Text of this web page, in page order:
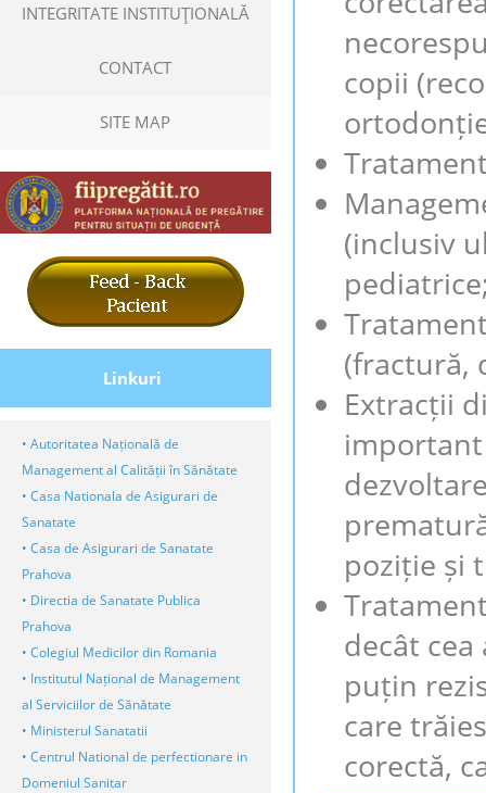
INTEGRITATE INSTITUŢIONALĂ
CONTACT
SITE MAP
Linkuri
• Autoritatea Națională de
Management al Calității în Sănătate
• Casa Nationala de Asigurari de
Sanatate
• Casa de Asigurari de Sanatate
Prahova
• Directia de Sanatate Publica
Prahova
• Colegiul Medicilor din Romania
• Institutul Național de Management
al Serviciilor de Sănătate
• Ministerul Sanatatii
• Centrul National de perfectionare in
Domeniul Sanitar
copii
(inclusiv
(fractură,
Extracții
poziție și
decât
puțin
care
corectă,